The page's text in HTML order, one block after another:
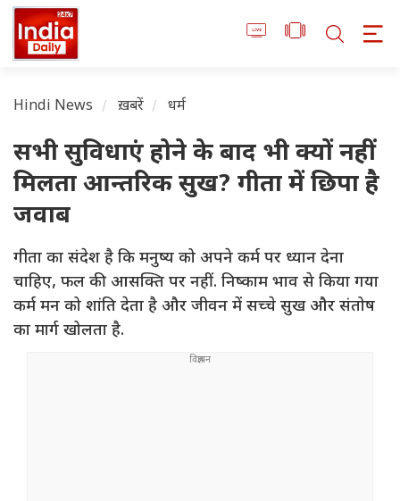
Hindi News ख़बरें धर्म
सभी सुविधाएं होने के बाद भी क्यों नहीं
मिलता आन्तरिक सुख? गीता में छिपा है
जवाब
गीता का संदेश है कि मनुष्य को अपने कर्म पर ध्यान देना
चाहिए, फल की आसक्ति पर नहीं. निष्काम भाव से किया गया
कर्म मन को शांति देता है और जीवन में सच्चे सुख और संतोष
का मार्ग खोलता है.